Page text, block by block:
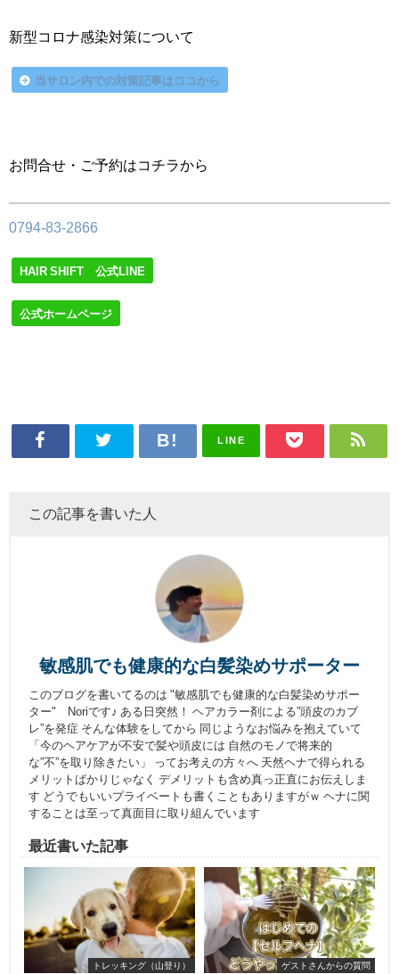
新型コロナ感染対策について
当サロン内での対策記事はココから
お問合せ・ご予約はコチラから
0794-83-2866
HAIR SHIFT 公式LINE
公式ホームページ
LINE
この記事を書いた人
敏感肌でも健康的な白髪染めサポーター
このブログを書いてるのは "敏感肌でも健康的な白髪染めサポー
ター" Noriです♪ ある日突然！ ヘアカラー剤による”頭皮のカブ
レ”を発症 そんな体験をしてから 同じようなお悩みを抱えていて
「今のヘアケアが不安で髪や頭皮には 自然のモノで将来的
な”不”を取り除きたい」 ってお考えの方々へ 天然ヘナで得られる
メリットばかりじゃなく デメリットも含め真っ正直にお伝えしま
す どうでもいいプライベートも書くこともありますがｗ ヘナに関
することは至って真面目に取り組んでいます
最近書いた記事
トレッキング（山登り） ゲストさんからの質問